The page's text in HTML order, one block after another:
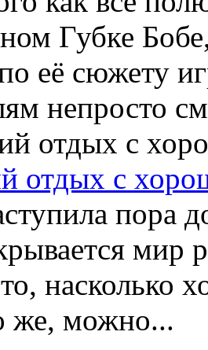
Губке
её сюжету
непросто
отдых с
пора
мир
насколько
же, можно...